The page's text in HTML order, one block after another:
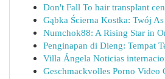
Don't Fall To hair transplant
Gąbka Ścierna Kostka: Twój
Numchok88: A Rising Star in
Penginapan di Dieng: Tempat
Villa Ángela Noticias
Geschmackvolles Porno Video